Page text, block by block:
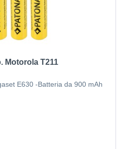
Motorola T211
E630 -Batteria da 900 mAh